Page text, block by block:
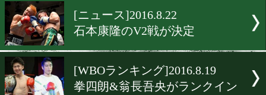
[ランキング]2016.9.6
東洋太平洋OPBFランキン
新
[JBCランキング]2016.8.25